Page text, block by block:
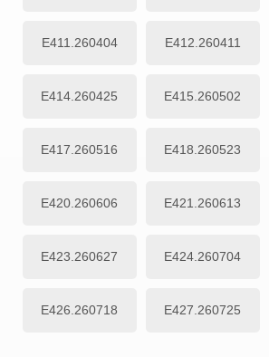
E411.260404 E412.260411
E414.260425 E415.260502
E417.260516 E418.260523
E420.260606 E421.260613
E423.260627 E424.260704
E426.260718 E427.260725